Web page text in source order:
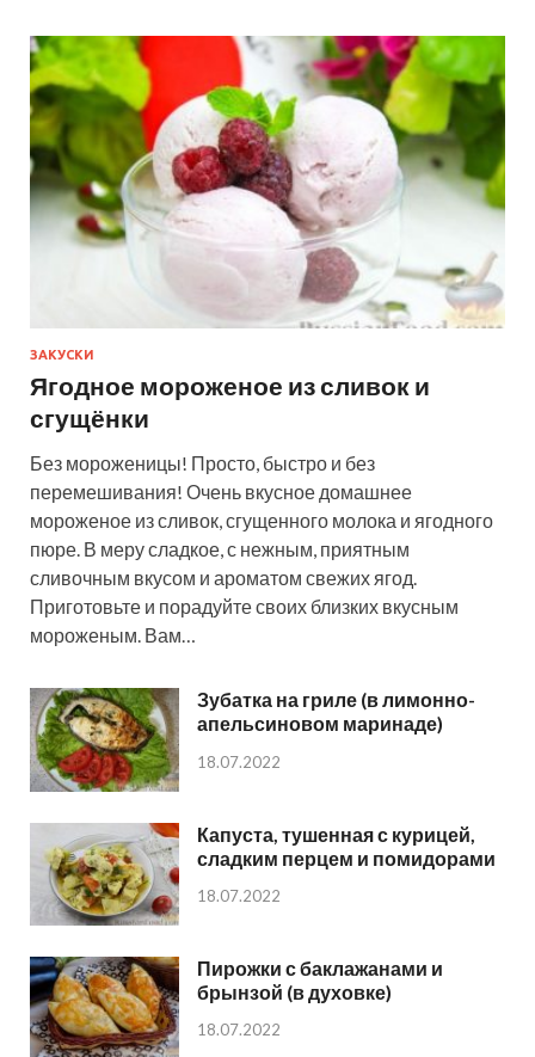
ЗАКУСКИ
Ягодное мороженое из сливок и
сгущёнки
Без мороженицы! Просто, быстро и без
перемешивания! Очень вкусное домашнее
мороженое из сливок, сгущенного молока и ягодного
пюре. В меру сладкое, с нежным, приятным
сливочным вкусом и ароматом свежих ягод.
Приготовьте и порадуйте своих близких вкусным
мороженым. Вам…
Зубатка на гриле (в лимонно-
апельсиновом маринаде)
18.07.2022
Капуста, тушенная с курицей,
сладким перцем и помидорами
18.07.2022
Пирожки с баклажанами и
брынзой (в духовке)
18.07.2022